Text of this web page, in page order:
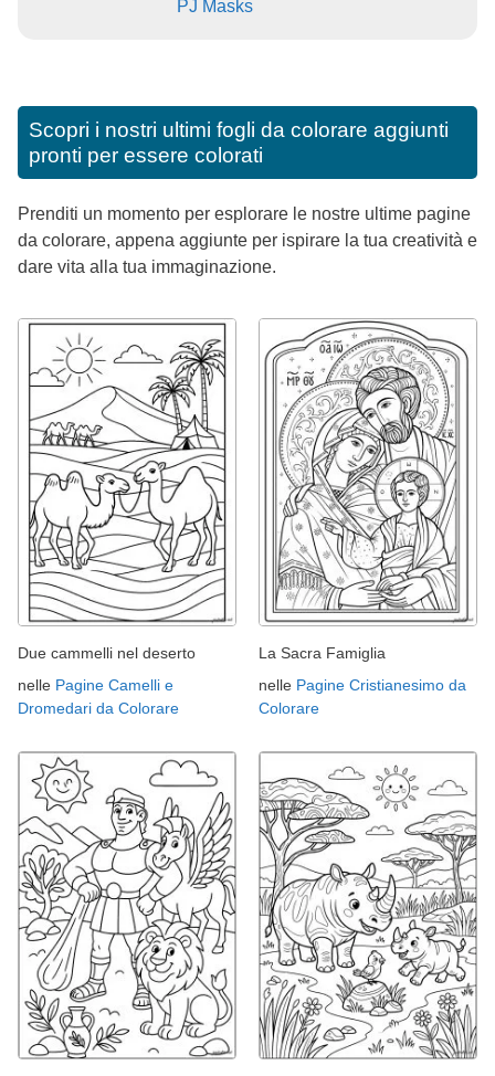
PJ Masks
Scopri i nostri ultimi fogli da colorare aggiunti
pronti per essere colorati
Prenditi un momento per esplorare le nostre ultime pagine
da colorare, appena aggiunte per ispirare la tua creatività e
dare vita alla tua immaginazione.
Due cammelli nel deserto
nelle Pagine Camelli e
Dromedari da Colorare
La Sacra Famiglia
nelle Pagine Cristianesimo da
Colorare